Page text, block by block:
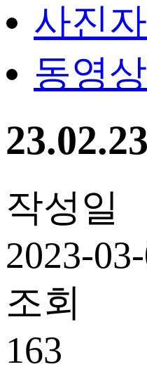
사진
동영
작성일
2023-
조회
163